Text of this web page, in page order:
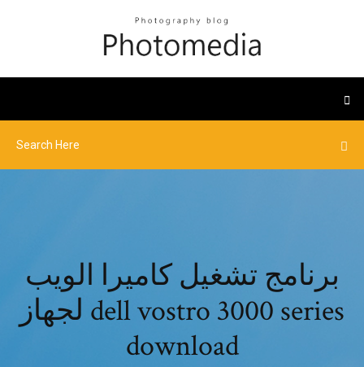
برنامج تشغيل كاميرا الويب
لجهاز dell vostro 3000 series
download